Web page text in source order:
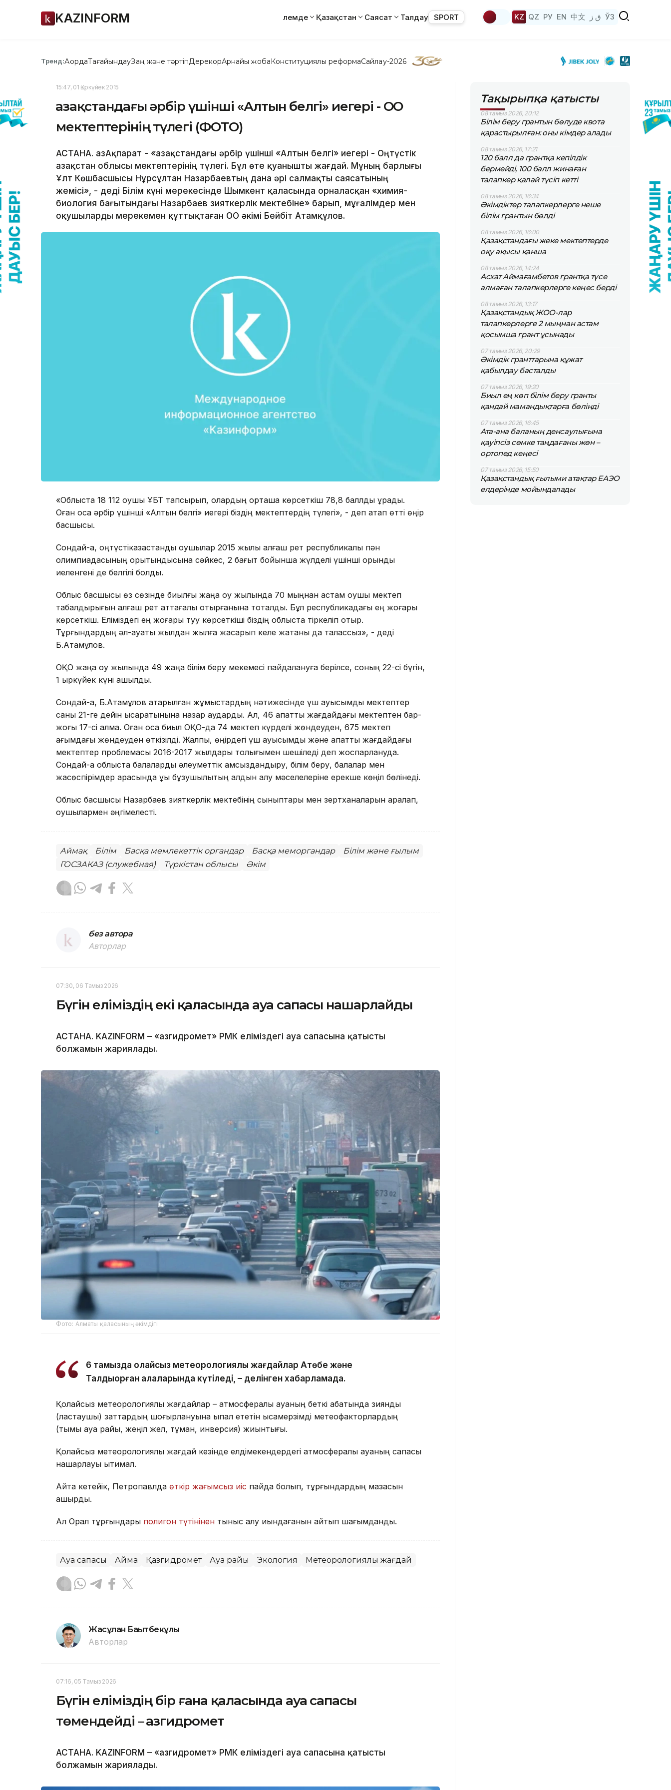
KAZINFORM Әлемде Қазақстан Саясат Талдау SPORT KZ QZ РУ EN 中文 ق ز ЎЗ
Тренд:АқордаТағайындауЗаң және тәртіпДерекқорАрнайы жобаКонституциялық реформаСайлау-2026
15:47, 01 Қыркүйек 2015
Қазақстандағы әрбір үшінші «Алтын белгі» иегері - ОҚО
мектептерінің түлегі (ФОТО)
АСТАНА. ҚазАқпарат - «Қазақстандағы әрбір үшінші «Алтын белгі» иегері - Оңтүстік
Қазақстан облысы мектептерінің түлегі. Бұл өте қуанышты жағдай. Мұның барлығы
Ұлт Көшбасшысы Нұрсұлтан Назарбаевтың дана әрі салмақты саясатының
жемісі», - деді Білім күні мерекесінде Шымкент қаласында орналасқан «химия-
биология бағытындағы Назарбаев зияткерлік мектебіне» барып, мұғалімдер мен
оқушыларды мерекемен құттықтаған ОҚО әкімі Бейбіт Атамқұлов.
«Облыста 18 112 оқушы ҰБТ тапсырып, олардың орташа көрсеткіш 78,8 баллды құрады.
Оған қоса әрбір үшінші «Алтын белгі» иегері біздің мектептердің түлегі», - деп атап өтті өңір
басшысы.
Сондай-ақ, оңтүстікқазақстандық оқушылар 2015 жылы алғаш рет республикалық пән
олимпиадасының қорытындысына сәйкес, 2 бағыт бойынша жүлделі үшінші орынды
иеленгені де белгілі болды.
Облыс басшысы өз сөзінде биылғы жаңа оқу жылында 70 мыңнан астам оқушы мектеп
табалдырығын алғаш рет аттағалы отырғанына тоқталды. Бұл республикадағы ең жоғары
көрсеткіш. Еліміздегі ең жоғары туу көрсеткіші біздің облыста тіркеліп отыр.
Тұрғындардың әл-ауқаты жылдан жылға жақсарып келе жатқаны да талассыз», - деді
Б.Атамқұлов.
ОҚО жаңа оқу жылында 49 жаңа білім беру мекемесі пайдалануға берілсе, соның 22-сі бүгін,
1 қыркүйек күні ашылды.
Сондай-ақ, Б.Атамқұлов атқарылған жұмыстардың нәтижесінде үш ауысымды мектептер
саны 21-ге дейін қысқаратынына назар аударды. Ал, 46 апатты жағдайдағы мектептен бар-
жоғы 17-сі қалмақ. Оған қоса биыл ОҚО-да 74 мектеп күрделі жөндеуден, 675 мектеп
ағымдағы жөндеуден өткізілді. Жалпы, өңірдегі үш ауысымды және апатты жағдайдағы
мектептер проблемасы 2016-2017 жылдары толығымен шешіледі деп жоспарлануда.
Сондай-ақ облыста балаларды әлеуметтік қамсыздандыру, білім беру, балалар мен
жасөспірімдер арасында құқық бұзушылықтың алдын алу мәселелеріне ерекше көңіл бөлінеді.
Облыс басшысы Назарбаев зияткерлік мектебінің сыныптары мен зертханаларын аралап,
оқушылармен әңгімелесті.
Аймақ Білім Басқа мемлекеттік органдар Басқа меморгандар
Білім және ғылым
ГОСЗАКАЗ (служебная)
Түркістан облысы Әкім
без автора
Авторлар
07:30, 06 Тамыз 2026
Бүгін еліміздің екі қаласында ауа сапасы нашарлайды
АСТАНА. KAZINFORM – «Қазгидромет» РМК еліміздегі ауа сапасына қатысты
болжамын жариялады.
Фото: Алматы қаласының әкімдігі
6 тамызда қолайсыз метеорологиялық жағдайлар Ақтөбе және
Талдықорған қалаларында күтіледі, – делінген хабарламада.
Қолайсыз метеорологиялық жағдайлар – атмосфералық ауаның беткі қабатында зиянды
(ластаушы) заттардың шоғырлануына ықпал ететін қысқамерзімді метеофакторлардың
(тымық ауа райы, жеңіл жел, тұман, инверсия) жиынтығы.
Қолайсыз метеорологиялық жағдай кезінде елдімекендердегі атмосфералық ауаның сапасы
нашарлауы ықтимал.
Айта кетейік, Петропавлда өткір жағымсыз иіс пайда болып, тұрғындардың мазасын
қашырды.
Ал Орал тұрғындары полигон түтінінен тыныс алу қиындағанын айтып шағымданды.
Ауа сапасы Аймақ Қазгидромет Ауа райы Экология Метеорологиялық жағдай
Жасұлан Бақытбекұлы
Авторлар
07:16, 05 Тамыз 2026
Бүгін еліміздің бір ғана қаласында ауа сапасы
төмендейді – Қазгидромет
АСТАНА. KAZINFORM – «Қазгидромет» РМК еліміздегі ауа сапасына қатысты
болжамын жариялады.
Тақырыпқа қатысты
08 тамыз 2026, 20:12
Білім беру грантын бөлуде квота
қарастырылған: оны кімдер алады
08 тамыз 2026, 17:21
120 балл да грантқа кепілдік
бермейді, 100 балл жинаған
талапкер қалай түсіп кетті
08 тамыз 2026, 16:34
Әкімдіктер талапкерлерге неше
білім грантын бөлді
08 тамыз 2026, 16:00
Қазақстандағы жеке мектептерде
оқу ақысы қанша
08 тамыз 2026, 14:24
Асхат Аймағамбетов грантқа түсе
алмаған талапкерлерге кеңес берді
08 тамыз 2026, 13:17
Қазақстандық ЖОО-лар
талапкерлерге 2 мыңнан астам
қосымша грант ұсынады
07 тамыз 2026, 20:29
Әкімдік гранттарына құжат
қабылдау басталды
07 тамыз 2026, 19:20
Биыл ең көп білім беру гранты
қандай мамандықтарға бөлінді
07 тамыз 2026, 16:45
Ата-ана баланың денсаулығына
қауіпсіз сөмке таңдағаны жөн –
ортопед кеңесі
07 тамыз 2026, 15:50
Қазақстандық ғылыми атақтар ЕАЭО
елдерінде мойындалады